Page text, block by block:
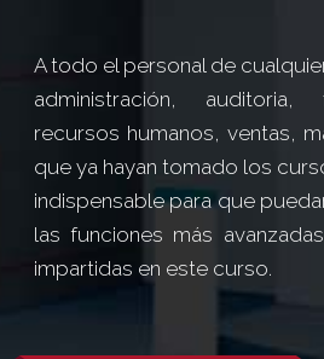
A todo el personal de
administración, auditoria,
recursos humanos, ventas,
que ya hayan tomado los
indispensable para que
las funciones más
impartidas en este curso.